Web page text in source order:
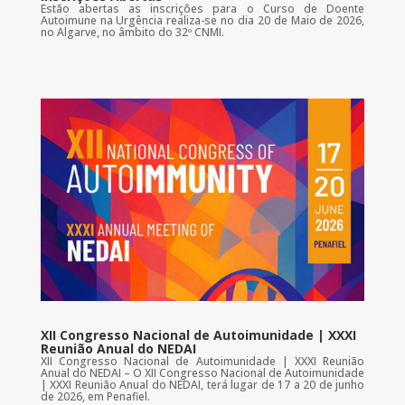
Estão abertas as inscrições para o Curso de Doente
Autoimune na Urgência realiza-se no dia 20 de Maio de 2026,
no Algarve, no âmbito do 32º CNMI.
XII Congresso Nacional de Autoimunidade | XXXI
Reunião Anual do NEDAI
XII Congresso Nacional de Autoimunidade | XXXI Reunião
Anual do NEDAI – O XII Congresso Nacional de Autoimunidade
| XXXI Reunião Anual do NEDAI, terá lugar de 17 a 20 de junho
de 2026, em Penafiel.